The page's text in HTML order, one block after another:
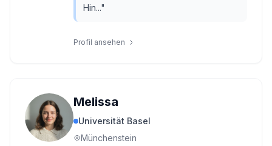
Hin..."
Profil ansehen
Melissa
Universität Basel
Münchenstein